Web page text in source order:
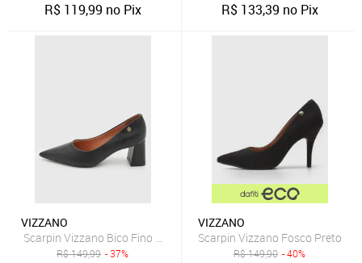
R$ 119,99 no Pix R$ 133,39 no Pix
VIZZANO
Scarpin Vizzano Bico Fino Salto Quadrado Preto
R$149,99 - 37%
VIZZANO
Scarpin Vizzano Fosco Preto
R$149,90 - 40%